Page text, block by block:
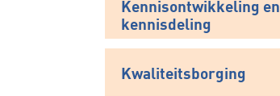
Kennisontwikkeling en
kennisdeling
Kwaliteitsborging